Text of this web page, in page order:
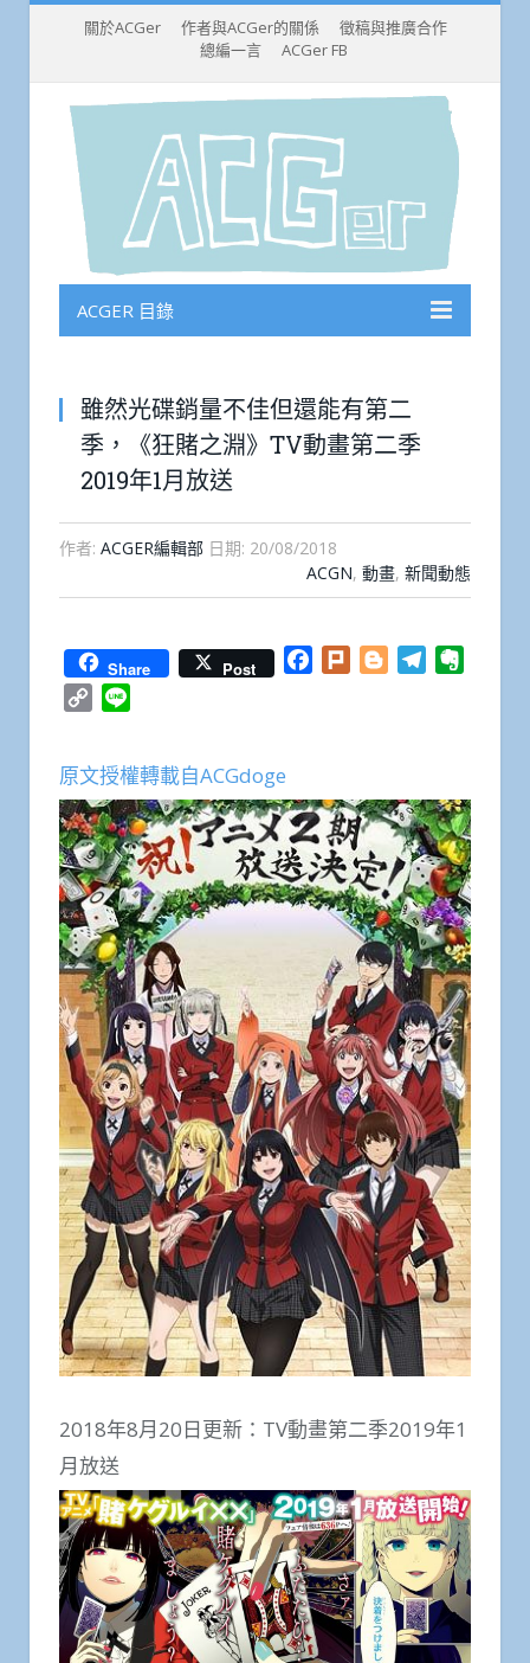
關於ACGer 作者與ACGer的關係
徵稿與推廣合作
總編一言
ACGer FB
ACGER 目錄
雖然光碟銷量不佳但還能有第二
季，《狂賭之淵》TV動畫第二季
2019年1月放送
作者: ACGER編輯部 日期: 20/08/2018
ACGN, 動畫, 新聞動態
Share Post Facebook
Plurk BloggerTelegram
Copy
原文授權轉載自ACGdoge
2018年8月20日更新：TV動畫第二季2019年1
月放送